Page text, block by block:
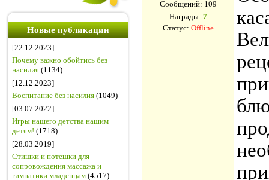
Новые публикации
[22.12.2023]
Почему важно обойтись без
насилия (1134)
[12.12.2023]
Воспитание без насилия (1049)
[03.07.2022]
Игры нашего детства нашим
детям! (1718)
[28.03.2019]
Стишки и потешки для
сопровождения массажа и
гимнатики младенцам (4517)
Сообщений: 109
Награды: 7
Статус: Offline